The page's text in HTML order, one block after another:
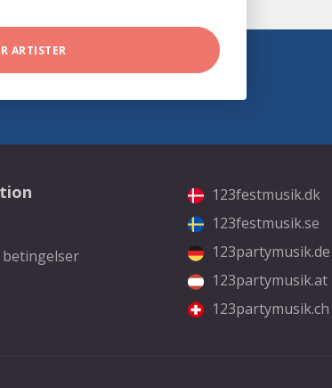
ARTISTER
betingelser
123festmusik.dk
123festmusik.se
123partymusik.de
123partymusik.at
123partymusik.ch